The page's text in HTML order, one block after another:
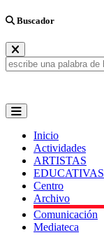
Buscador
Inicio
Actividades
ARTISTAS
EDUCATIVAS
Centro
Archivo
Comunicación
Mediateca